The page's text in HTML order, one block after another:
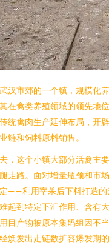
汉市郊的一个镇，规模化
在禽类养殖领域的领先地
统禽肉生产延伸布局，开
链和饲料原料销售。
，这个小镇大部分活禽主
走路。面对增量瓶颈和市
——利用宰杀后下料打造的
起到特定下汇作用、含有
目产物被原本集码组因不
焕发出走链数扩容爆发期